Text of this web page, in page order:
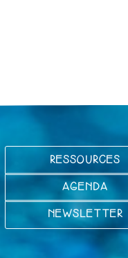
RESSOURCES
AGENDA
NEWSLETTER